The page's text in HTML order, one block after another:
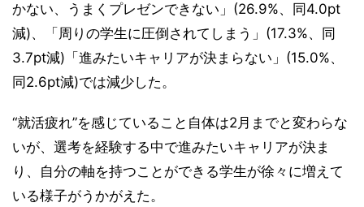
かない、うまくプレゼンできない」(26.9%、同4.0pt
減)、「周りの学生に圧倒されてしまう」(17.3%、同
3.7pt減)「進みたいキャリアが決まらない」(15.0%、
同2.6pt減)では減少した。
“就活疲れ”を感じていること自体は2月までと変わらな
いが、選考を経験する中で進みたいキャリアが決ま
り、自分の軸を持つことができる学生が徐々に増えて
いる様子がうかがえた。